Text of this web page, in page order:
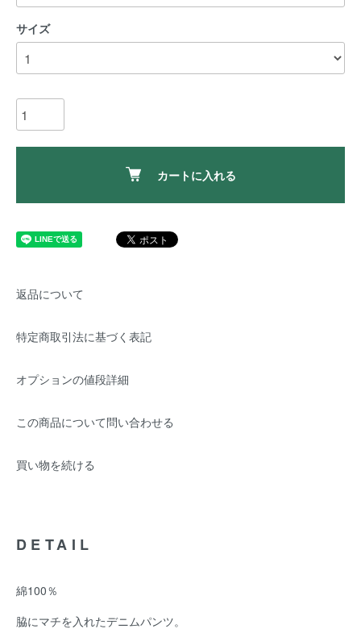
サイズ
カートに入れる
返品について
特定商取引法に基づく表記
オプションの値段詳細
この商品について問い合わせる
買い物を続ける
DETAIL
綿100％
脇にマチを入れたデニムパンツ。